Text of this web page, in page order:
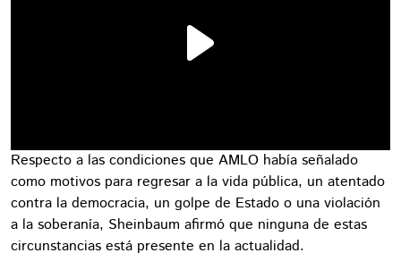
Respecto a las condiciones que AMLO había señalado
como motivos para regresar a la vida pública, un atentado
contra la democracia, un golpe de Estado o una violación
a la soberanía, Sheinbaum afirmó que ninguna de estas
circunstancias está presente en la actualidad.